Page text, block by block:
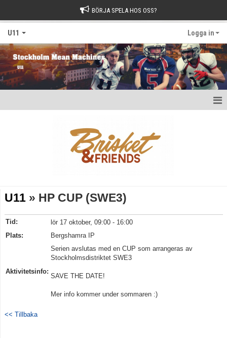
BÖRJA SPELA HOS OSS?
U11 Logga in
U11 » HP CUP (SWE3)
Tid:
lör 17 oktober, 09:00 - 16:00
Plats:
Bergshamra IP
Aktivitetsinfo:
Serien avslutas med en CUP som arrangeras av
Stockholmsdistriktet SWE3
SAVE THE DATE!
Mer info kommer under sommaren :)
<< Tillbaka